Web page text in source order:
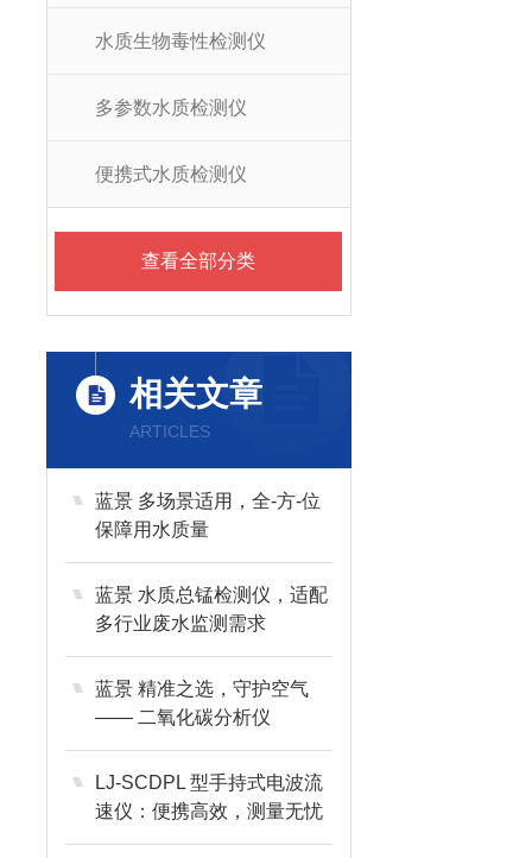
水质生物毒性检测仪
多参数水质检测仪
便携式水质检测仪
查看全部分类
相关文章
ARTICLES
蓝景 多场景适用，全-方-位
保障用水质量
蓝景 水质总锰检测仪，适配
多行业废水监测需求
蓝景 精准之选，守护空气
—— 二氧化碳分析仪
LJ-SCDPL 型手持式电波流
速仪：便携高效，测量无忧
蓝景科技